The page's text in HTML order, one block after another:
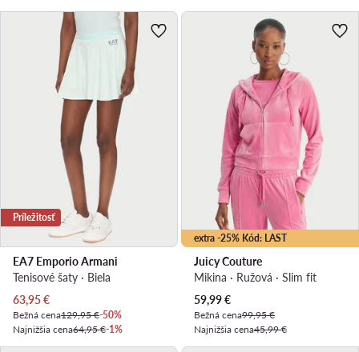
Príležitosť
EA7 Emporio Armani
Tenisové šaty · Biela
Aktuálna cena
63,95€
Bežná cena129,95 €-50%
Najnižšia cena64,95 €-1%
extra -25% Kód: LAST
Juicy Couture
Mikina · Ružová · Slim fit
Aktuálna cena
59,99€
Bežná cena99,95 €
Najnižšia cena45,99 €